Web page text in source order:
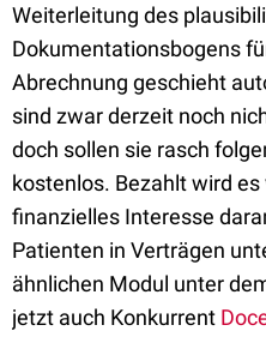
Weiterleitung des
Dokumentationsbogens
Abrechnung geschieht
sind zwar derzeit noch
doch sollen sie rasch
kostenlos. Bezahlt wird es
finanzielles Interesse
Patienten in Verträgen
ähnlichen Modul unter
jetzt auch Konkurrent